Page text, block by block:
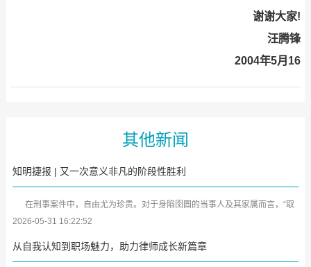
谢谢大家!
汪腾锋
2004年5月16
其他新闻
知明捷报 | 又一次意义非凡的阶段性胜利
在刑事案件中，自由尤为珍贵。对于身陷囹圄的当事人及其家属而言，“取
保候审”犹如黑暗中的一缕曙光。近日，广东知明律师事务所又传来喜...
2026-05-31 16:22:52
从自我认知到职场魅力，助力律师成长新篇章